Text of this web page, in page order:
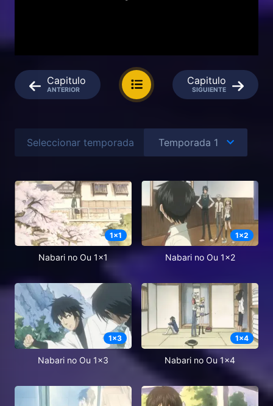
Capitulo
ANTERIOR
Capitulo
SIGUIENTE
Seleccionar temporada
1x1
Nabari no Ou 1x1
1x2
Nabari no Ou 1x2
1x3
Nabari no Ou 1x3
1x4
Nabari no Ou 1x4